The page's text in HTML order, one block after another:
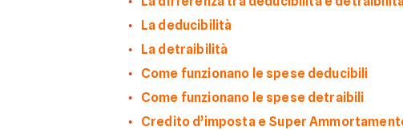
La deducibilità
La detraibilità
Come funzionano le spese deducibili
Come funzionano le spese detraibili
Credito d’imposta e Super